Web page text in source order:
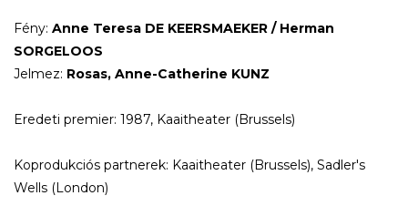
Fény: Anne Teresa DE KEERSMAEKER / Herman
SORGELOOS
Jelmez: Rosas, Anne-Catherine KUNZ
Eredeti premier: 1987, Kaaitheater (Brussels)
Koprodukciós partnerek: Kaaitheater (Brussels), Sadler's
Wells (London)